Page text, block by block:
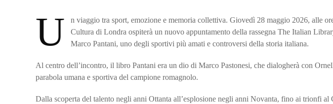
U
n viaggio tra sport, emozione e memoria collettiva. Giovedì 28 maggio 2026, alle
Cultura di Londra ospiterà un nuovo appuntamento della rassegna The Italian
Marco Pantani, uno degli sportivi più amati e controversi della storia italiana.
Al centro dell’incontro, il libro Pantani era un dio di Marco Pastonesi, che dialogherà con
parabola umana e sportiva del campione romagnolo.
Dalla scoperta del talento negli anni Ottanta all’esplosione negli anni Novanta, fino ai trionfi al